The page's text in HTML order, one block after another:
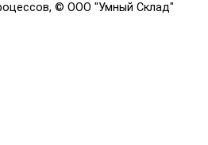
© OOO "Умный Склад"